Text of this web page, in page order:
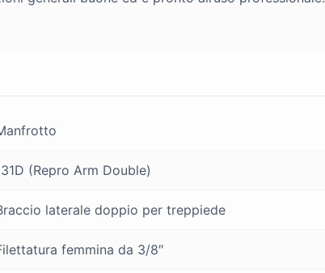
(Repro Arm Double)
laterale doppio per treppiede
femmina da 3/8″